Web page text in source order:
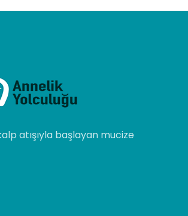
atışıyla başlayan mucize